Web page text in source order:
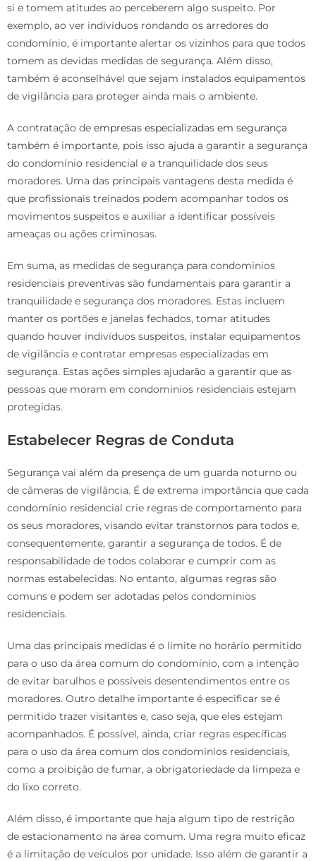
si e tomem atitudes ao perceberem algo suspeito. Por
exemplo, ao ver indivíduos rondando os arredores do
condomínio, é importante alertar os vizinhos para que todos
tomem as devidas medidas de segurança. Além disso,
também é aconselhável que sejam instalados equipamentos
de vigilância para proteger ainda mais o ambiente.
A contratação de empresas especializadas em segurança
também é importante, pois isso ajuda a garantir a segurança
do condomínio residencial e a tranquilidade dos seus
moradores. Uma das principais vantagens desta medida é
que profissionais treinados podem acompanhar todos os
movimentos suspeitos e auxiliar a identificar possíveis
ameaças ou ações criminosas.
Em suma, as medidas de segurança para condominios
residenciais preventivas são fundamentais para garantir a
tranquilidade e segurança dos moradores. Estas incluem
manter os portões e janelas fechados, tomar atitudes
quando houver indivíduos suspeitos, instalar equipamentos
de vigilância e contratar empresas especializadas em
segurança. Estas ações simples ajudarão a garantir que as
pessoas que moram em condominios residenciais estejam
protegidas.
Estabelecer Regras de Conduta
Segurança vai além da presença de um guarda noturno ou
de câmeras de vigilância. É de extrema importância que cada
condomínio residencial crie regras de comportamento para
os seus moradores, visando evitar transtornos para todos e,
consequentemente, garantir a segurança de todos. É de
responsabilidade de todos colaborar e cumprir com as
normas estabelecidas. No entanto, algumas regras são
comuns e podem ser adotadas pelos condominios
residenciais.
Uma das principais medidas é o limite no horário permitido
para o uso da área comum do condomínio, com a intenção
de evitar barulhos e possíveis desentendimentos entre os
moradores. Outro detalhe importante é especificar se é
permitido trazer visitantes e, caso seja, que eles estejam
acompanhados. É possível, ainda, criar regras específicas
para o uso da área comum dos condominios residenciais,
como a proibição de fumar, a obrigatoriedade da limpeza e
do lixo correto.
Além disso, é importante que haja algum tipo de restrição
de estacionamento na área comum. Uma regra muito eficaz
é a limitação de veículos por unidade. Isso além de garantir a